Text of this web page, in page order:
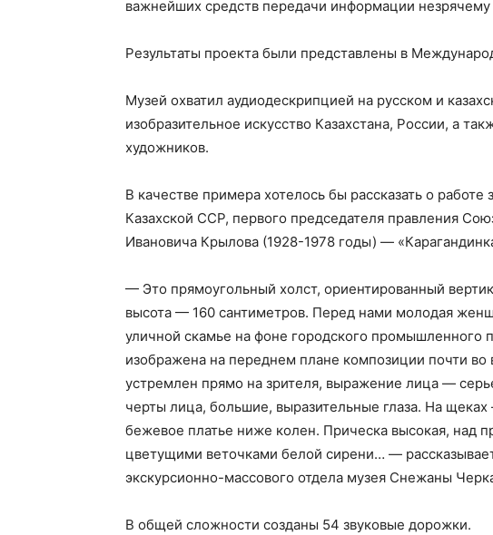
важнейших средств передачи информации незрячему
Результаты проекта были представлены в
Музей охватил аудиодескрипцией на русском и
изобразительное искусство Казахстана, России, а
художников.
В качестве примера хотелось бы рассказать о работе
Казахской ССР, первого председателя правления
Ивановича Крылова (1928-1978 годы) —
— Это прямоугольный холст, ориентированный
высота — 160 сантиметров. Перед нами молодая
уличной скамье на фоне городского промышленного
изображена на переднем плане композиции почти
устремлен прямо на зрителя, выражение лица —
черты лица, большие, выразительные глаза. На
бежевое платье ниже колен. Прическа высокая, над
цветущими веточками белой сирени… —
экскурсионно-массового отдела музея Снежаны
В общей сложности созданы 54 звуковые дорожки.